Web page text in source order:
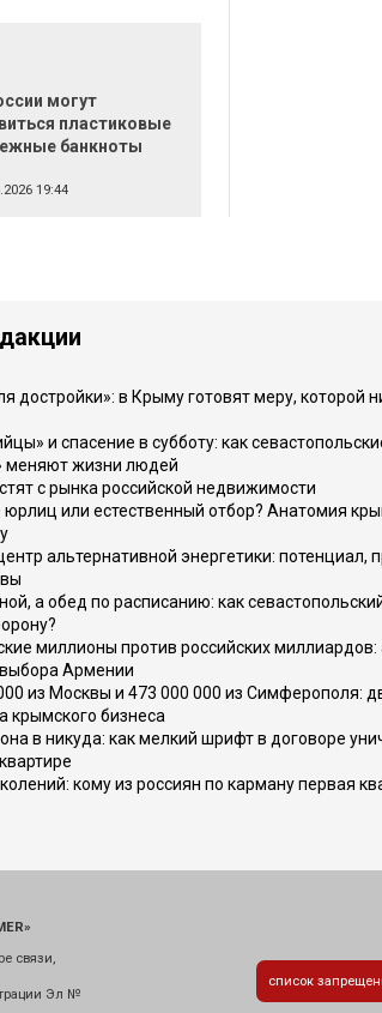
могут
пластиковые
банкноты
19:44
достройки»: в Крыму готовят меру, которой
и спасение в субботу: как
меняют жизни людей
с рынка российской недвижимости
или естественный отбор? Анатомия
альтернативной энергетики: потенциал,
а обед по расписанию: как
миллионы против российских
Армении
из Москвы и 473 000 000 из Симферополя:
крымского бизнеса
в никуда: как мелкий шрифт в договоре
кому из россиян по карману первая
связи,
Эл №
список